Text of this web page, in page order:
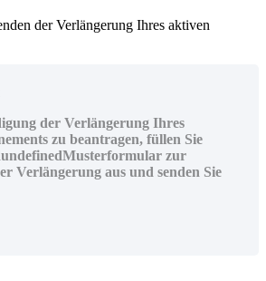
der Verlängerung Ihres aktiven
der Verlängerung Ihres
zu beantragen, füllen Sie
zur
Verlängerung aus und senden Sie